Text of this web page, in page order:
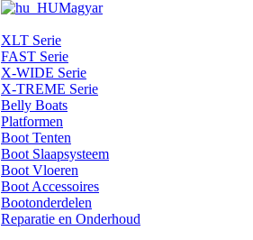
Magyar
XLT Serie
FAST Serie
X-WIDE Serie
X-TREME Serie
Belly Boats
Platformen
Boot Tenten
Boot Slaapsysteem
Boot Vloeren
Boot Accessoires
Bootonderdelen
Reparatie en Onderhoud